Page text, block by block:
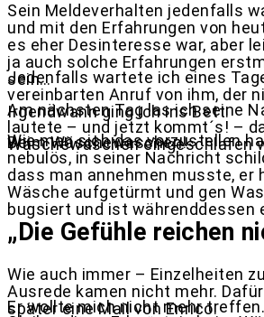
Sein Meldeverhalten jedenfalls
und mit den Erfahrungen von
es eher Desinteresse war, aber
ja auch solche Erfahrungen
sein…
Jedenfalls wartete ich eines
vereinbarten Anruf von ihm, der
Irgendwann ging ich ins Bett.
Am nächsten Tag las ich seine
lautete – und jetzt kommt´s! –
Wäschewaschen eingeschlafen
Beim Wäschewaschen!
Wie man sich das vorzustellen
nebulös, in seiner Nachricht
dass man annehmen musste, er
Wäsche aufgetürmt und gen
bugsiert und ist währenddessen
„Die Gefühle reichen
Wie auch immer – Einzelheiten
Ausrede kamen nicht mehr.
später eine Mail von Enrico.
Er wollte mich nicht mehr